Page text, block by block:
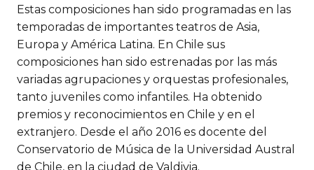
Estas composiciones han sido programadas en las
temporadas de importantes teatros de Asia,
Europa y América Latina. En Chile sus
composiciones han sido estrenadas por las más
variadas agrupaciones y orquestas profesionales,
tanto juveniles como infantiles. Ha obtenido
premios y reconocimientos en Chile y en el
extranjero. Desde el año 2016 es docente del
Conservatorio de Música de la Universidad Austral
de Chile, en la ciudad de Valdivia.